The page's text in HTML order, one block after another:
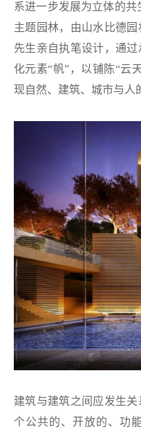
系进一步发展为立体的
主题园林，由山水比德
先生亲自执笔设计，通
化元素“帆”，以铺陈“云
现自然、建筑、城市与人
建筑与建筑之间应发生
个公共的、开放的、功